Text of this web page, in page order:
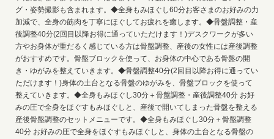
グ・姿勢撮影も含まれます。◆全身もみほぐし60分お客さまのお好みの力
加減で、全身の筋肉を丁寧にほぐしてお疲れを癒します。◆骨盤調整・産
後調整40分(2回目以降お得に通っていただけます！)デスクワークが多い
方やお身体が重だるく感じている方は骨盤調整、産後の女性には産後調整
がおすすめです。骨盤ブロックを使って、お身体の中心である骨盤の開
き・ゆがみを整えていきます。◆骨盤調整40分(2回目以降お得に通ってい
ただけます！)身体の土台となる骨盤のゆがみを、骨盤ブロックを使って
整えていきます。◆全身もみほぐし30分＋骨盤調整・産後調整40分 お好
みの圧で全身をほぐすもみほぐしと、産後で開いてしまった骨盤を整える
産後骨盤調整のセットメニューです。◆全身もみほぐし30分＋骨盤調整
40分 お好みの圧で全身をほぐすもみほぐしと、身体の土台となる骨盤の